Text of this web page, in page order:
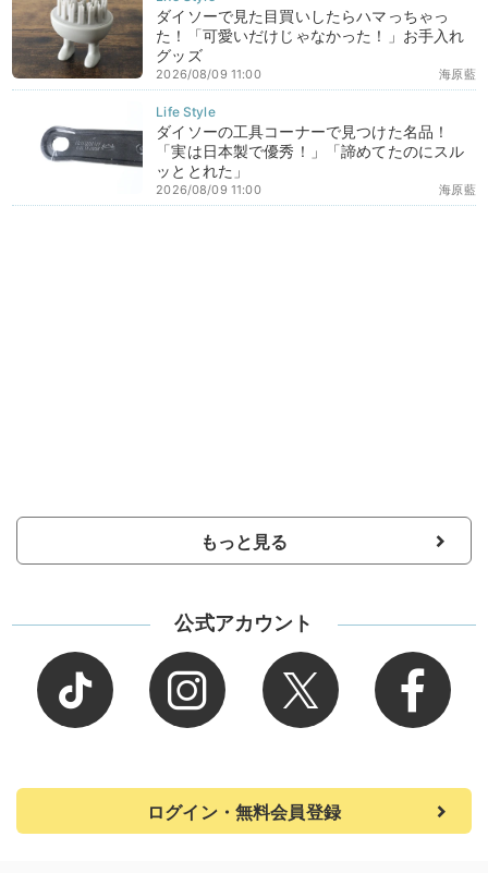
ダイソーで見た目買いしたらハマっちゃっ
た！「可愛いだけじゃなかった！」お手入れ
グッズ
海原藍
2026/08/09 11:00
ダイソーの工具コーナーで見つけた名品！
「実は日本製で優秀！」「諦めてたのにスル
ッととれた」
海原藍
2026/08/09 11:00
もっと見る
公式アカウント
ログイン・無料会員登録